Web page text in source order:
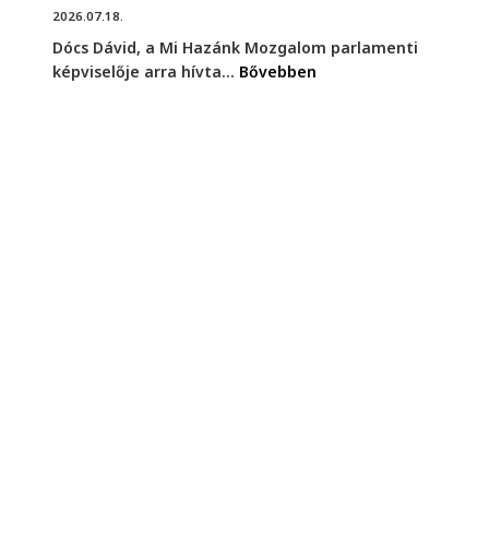
2026.07.18.
Dócs Dávid, a Mi Hazánk Mozgalom parlamenti
képviselője arra hívta... Bővebben